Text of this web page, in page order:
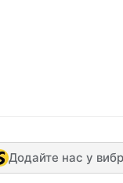
Додайте нас у